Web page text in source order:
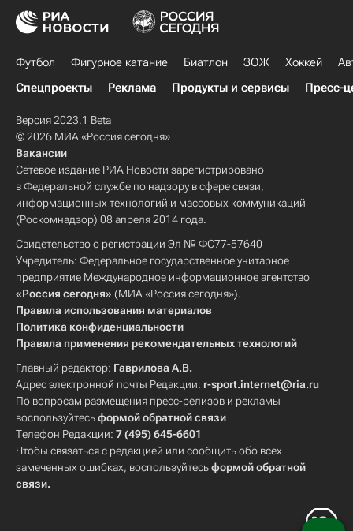
Футбол Фигурное катание Биатлон ЗОЖ Хоккей
Спецпроекты
Реклама Продукты и сервисы Пресс-
Версия 2023.1 Beta
© 2026 МИА «Россия сегодня»
Вакансии
Сетевое издание РИА Новости зарегистрировано
в Федеральной службе по надзору в сфере связи,
информационных технологий и массовых коммуникаций
(Роскомнадзор) 08 апреля 2014 года.
Свидетельство о регистрации Эл № ФС77-57640
Учредитель: Федеральное государственное унитарное
предприятие Международное информационное агентство
«Россия сегодня» (МИА «Россия сегодня»).
Правила использования материалов
Политика конфиденциальности
Правила применения рекомендательных технологий
Главный редактор: Гаврилова А.В.
Адрес электронной почты Редакции: r-sport.internet@ria.ru
По вопросам размещения пресс-релизов и рекламы
воспользуйтесьформой обратной связи
Телефон Редакции: 7 (495) 645-6601
Чтобы связаться с редакцией или сообщить обо всех
замеченных ошибках, воспользуйтесьформой обратной
связи.